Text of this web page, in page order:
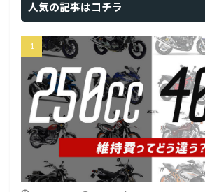
人気の記事はコチラ